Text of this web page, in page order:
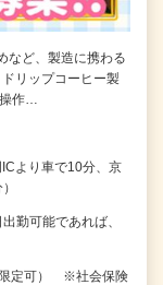
など、製造に携わる
リップコーヒー製
操作…
より車で10分、京
勤可能であれば、
限定可） ※社会保険